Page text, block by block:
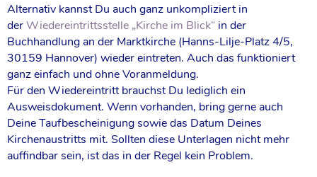
Alternativ kannst Du auch ganz unkompliziert in
derWiedereintrittsstelle „Kirche im Blick“ in der
Buchhandlung an der Marktkirche (Hanns-Lilje-Platz 4/5,
30159 Hannover) wieder eintreten. Auch das funktioniert
ganz einfach und ohne Voranmeldung.
Für den Wiedereintritt brauchst Du lediglich ein
Ausweisdokument. Wenn vorhanden, bring gerne auch
Deine Taufbescheinigung sowie das Datum Deines
Kirchenaustritts mit. Sollten diese Unterlagen nicht mehr
auffindbar sein, ist das in der Regel kein Problem.